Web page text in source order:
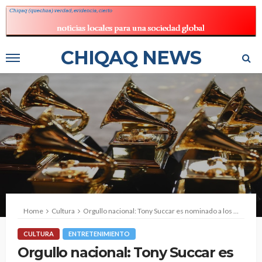
CHIQAQ NEWS
Home Cultura Orgullo nacional: Tony Succar es nominado a los Grammy 2022 con su álbum “Live in Perú”
CULTURA ENTRETENIMIENTO
Orgullo nacional: Tony Succar es